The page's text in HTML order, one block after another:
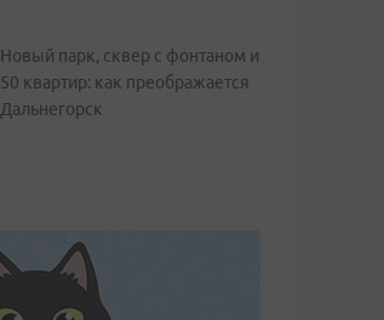
Новый парк, сквер с фонтаном и
50 квартир: как преображается
Дальнегорск